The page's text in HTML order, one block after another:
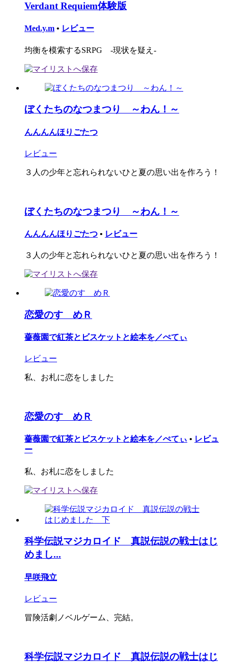
Verdant Requiem体験版
Med.y.m • レビュー
均衡を模索するSRPG -現状を疑え-
ぼくたちのなつまつり ～わん！～
んんんんほりごたつ
レビュー
３人の少年と忘れられないひと夏の思い出を作ろう！
ぼくたちのなつまつり ～わん！～
んんんんほりごたつ • レビュー
３人の少年と忘れられないひと夏の思い出を作ろう！
恋愛のすゝめＲ
薔薇園で紅茶とビスケットと絵本を／ぺてぃ
レビュー
私、お札に恋をしました
恋愛のすゝめＲ
薔薇園で紅茶とビスケットと絵本を／ぺてぃ • レビュ
ー
私、お札に恋をしました
科学伝説マジカロイド 真説伝説の戦士はじ
めまし...
早咲飛立
レビュー
冒険活劇ノベルゲーム、完結。
科学伝説マジカロイド 真説伝説の戦士はじ